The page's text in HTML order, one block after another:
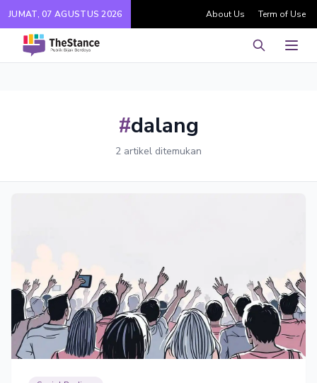
JUMAT, 07 AGUSTUS 2026 About Us Term of Use
Pencarian
#dalang
2 artikel ditemukan